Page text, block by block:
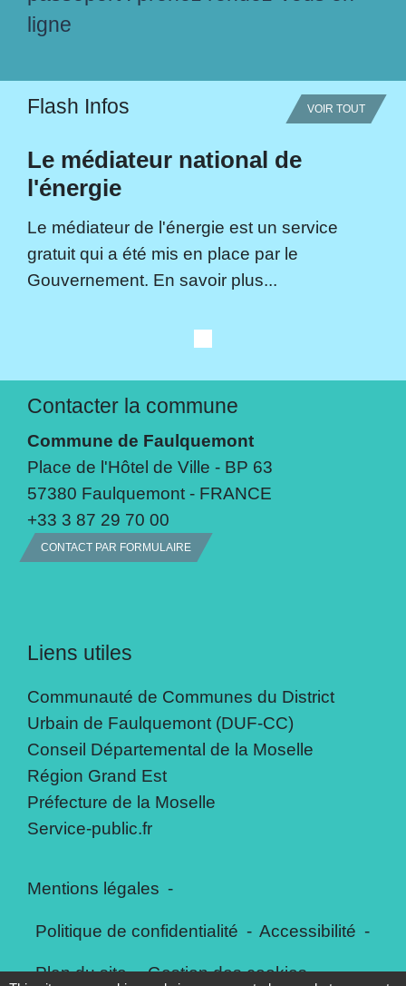
ligne
Flash Infos VOIR TOUT
Le médiateur national de
l'énergie
Le médiateur de l'énergie est un service
gratuit qui a été mis en place par le
Gouvernement. En savoir plus...
Contacter la commune
Commune de Faulquemont
Place de l'Hôtel de Ville - BP 63
57380 Faulquemont - FRANCE
+33 3 87 29 70 00
CONTACT PAR FORMULAIRE
Liens utiles
Communauté de Communes du District
Urbain de Faulquemont (DUF-CC)
Conseil Départemental de la Moselle
Région Grand Est
Préfecture de la Moselle
Service-public.fr
Mentions légales -
Politique de confidentialité - Accessibilité -
Plan du site - Gestion des cookies